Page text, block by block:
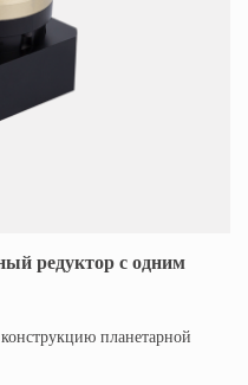
редуктор с одним
планетарной